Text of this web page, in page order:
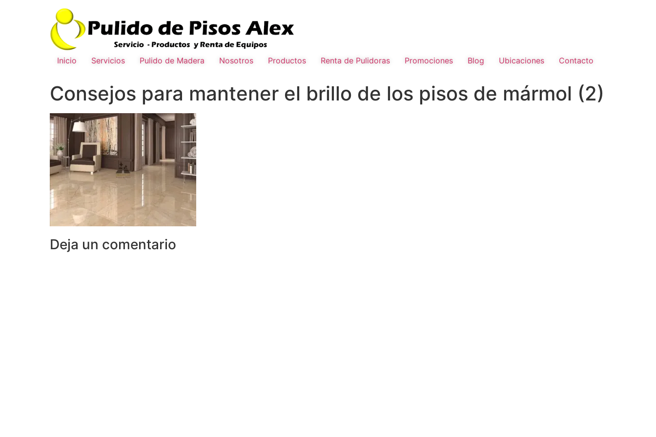
Inicio Servicios Pulido de Madera Nosotros Productos Renta de Pulidoras Promociones Blog Ubicaciones Contacto
Consejos para mantener el brillo de los pisos de mármol (2)
Deja un comentario